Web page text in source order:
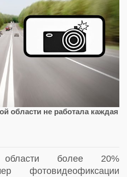
области не работала каждая
более 20%
фотовидеофиксации